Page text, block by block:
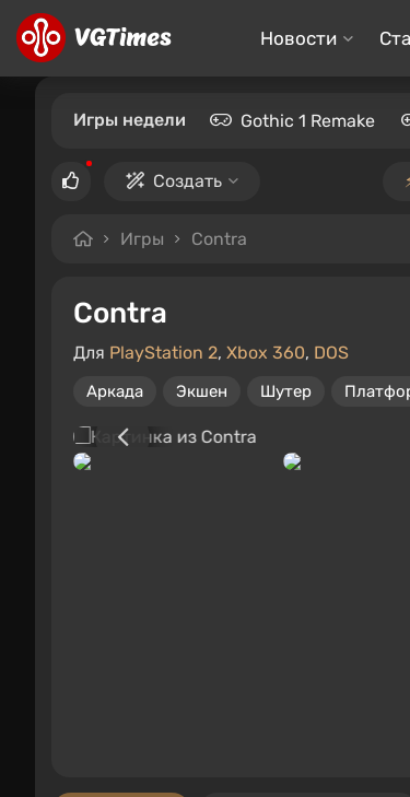
Новости
Игры недели Gothic 1 Remake
Создать
Игры Contra
Contra
Для PlayStation 2, Xbox 360, DOS
Аркада Экшен Шутер